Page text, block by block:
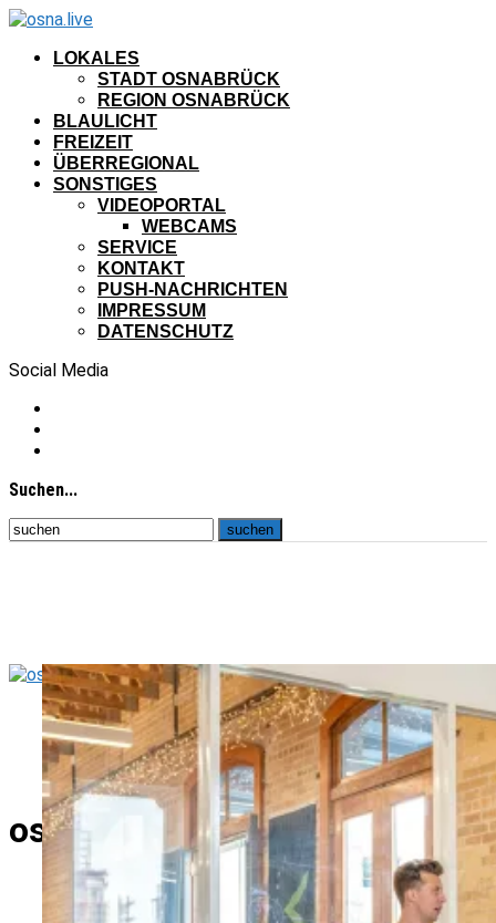
LOKALES
STADT OSNABRÜCK
REGION OSNABRÜCK
BLAULICHT
FREIZEIT
ÜBERREGIONAL
SONSTIGES
VIDEOPORTAL
WEBCAMS
SERVICE
KONTAKT
PUSH-NACHRICHTEN
IMPRESSUM
DATENSCHUTZ
Social Media
Suchen...
osna.live